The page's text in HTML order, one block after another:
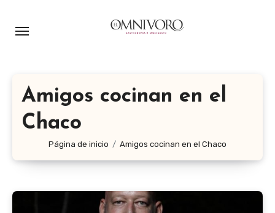
Amigos cocinan en el
Chaco
Página de inicio Amigos cocinan en el Chaco